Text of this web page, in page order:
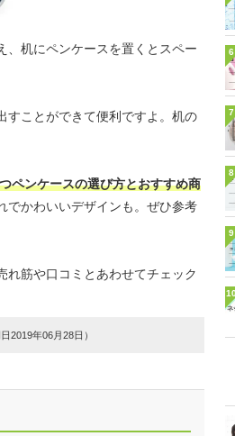
、机にペンケースを置くとスペー
すことができて便利ですよ。机の
ペンケースの選び方とおすすめ商
でかわいいデザインも。ぜひ参考
れ筋や口コミとあわせてチェック
2019年06月28日）
6
7
8
9